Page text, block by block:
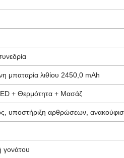
μπαταρία λιθίου 2450,0 mAh
+ Θερμότητα + Μασάζ
υποστήριξη αρθρώσεων,
γονάτου